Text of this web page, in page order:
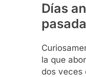
Días
la que
dos veces